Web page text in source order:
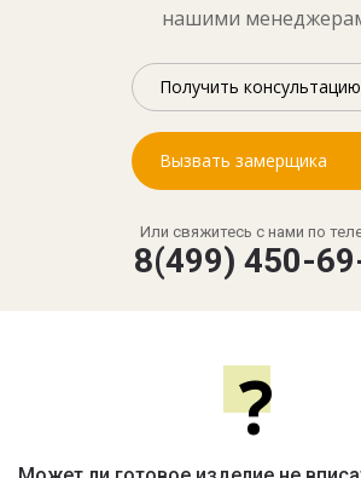
нашими
Получить консультацию
Вызвать замерщика
Или свяжитесь с нами по
8(499) 450-
?